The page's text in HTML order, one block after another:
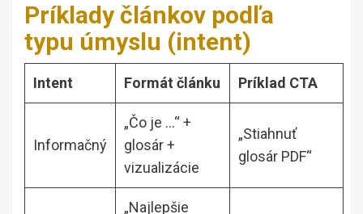
Príklady článkov podľa
typu úmyslu (intent)
Intent Formát článku Príklad CTA
Informačný
„Čo je …“ +
glosár +
vizualizácie
„Stiahnuť
glosár PDF“
„Najlepšie